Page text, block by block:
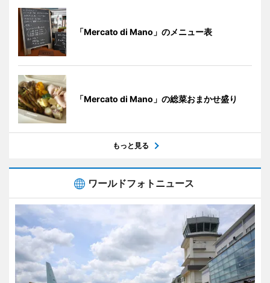
「Mercato di Mano」のメニュー表
「Mercato di Mano」の総菜おまかせ盛り
もっと見る
ワールドフォトニュース